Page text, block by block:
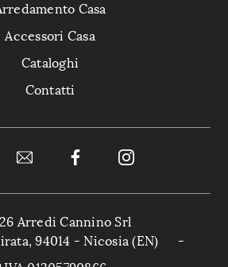
Casa
Accessori Casa
Cataloghi
Contatti
Arredi Cannino Srl
94014 - Nicosia (EN)
-